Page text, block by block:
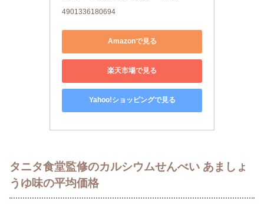
4901336180694
Amazonで見る
楽天市場で見る
Yahoo!ショッピングで見る
タニタ食堂監修のカルシウムせんべい あましょ
うゆ味の平均価格